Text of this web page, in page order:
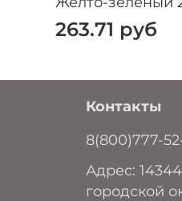
263.71 руб
Контакты
8(800)777-
Адрес:
городской